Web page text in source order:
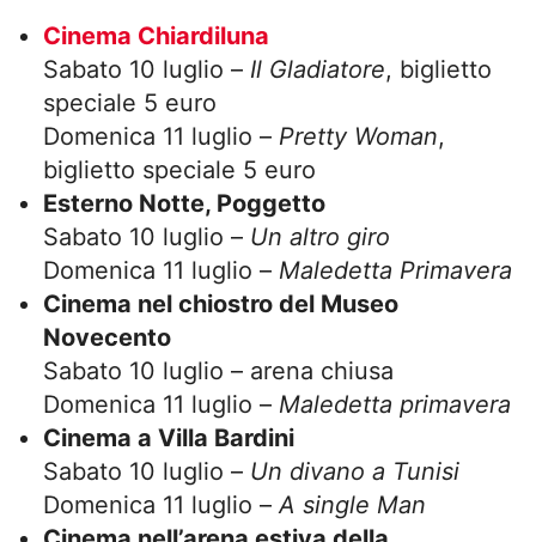
Cinema Chiardiluna
Sabato 10 luglio – Il Gladiatore, biglietto
speciale 5 euro
Domenica 11 luglio – Pretty Woman,
biglietto speciale 5 euro
Esterno Notte, Poggetto
Sabato 10 luglio – Un altro giro
Domenica 11 luglio – Maledetta Primavera
Cinema nel chiostro del Museo
Novecento
Sabato 10 luglio – arena chiusa
Domenica 11 luglio – Maledetta primavera
Cinema a Villa Bardini
Sabato 10 luglio – Un divano a Tunisi
Domenica 11 luglio – A single Man